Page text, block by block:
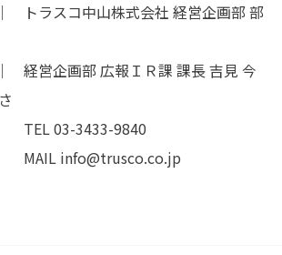
ラスコ中山株式会社 経営企画部 部
経営企画部 広報ＩＲ課 課長 吉見 今
TEL 03-3433-9840
MAIL info@trusco.co.jp